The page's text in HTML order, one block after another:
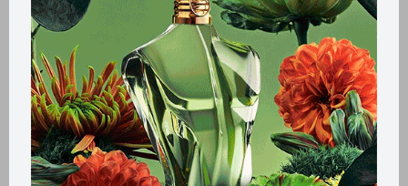
Métodos y costos de envío
Retiros gratuitos en tiendas
Productos que te pueden interesar